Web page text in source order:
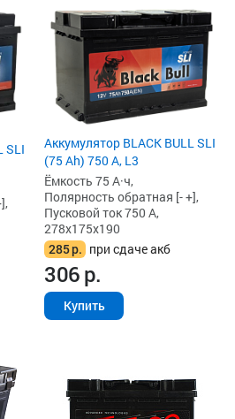
SLI
Аккумулятор BLACK BULL SLI
(75 Ah) 750 А, L3
Ёмкость 75 А·ч,
Полярность обратная [- +],
Пусковой ток 750 А,
278x175x190
285р. при сдаче акб
306р.
Купить